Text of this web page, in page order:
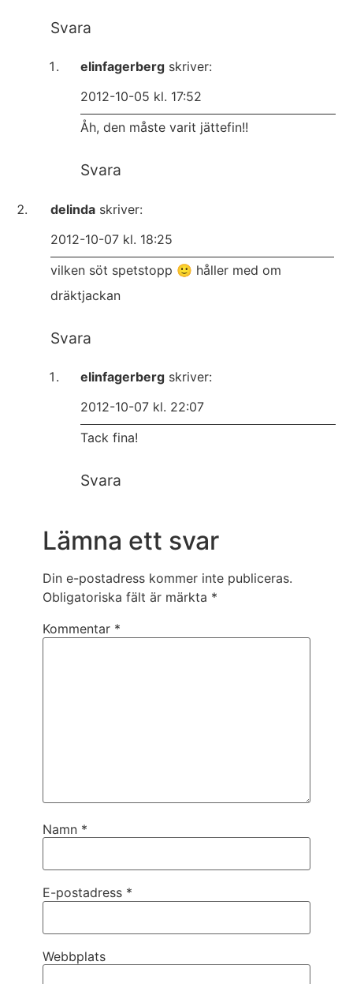
Svara
elinfagerberg skriver:
2012-10-05 kl. 17:52
Åh, den måste varit jättefin!!
Svara
delinda skriver:
2012-10-07 kl. 18:25
vilken söt spetstopp 🙂 håller med om
dräktjackan
Svara
elinfagerberg skriver:
2012-10-07 kl. 22:07
Tack fina!
Svara
Lämna ett svar
Din e-postadress kommer inte publiceras.
Obligatoriska fält är märkta *
Kommentar *
Namn *
E-postadress *
Webbplats